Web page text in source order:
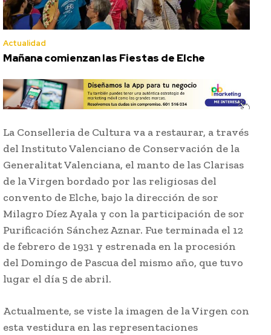
Actualidad
Mañana comienzan las Fiestas de Elche
La Conselleria de Cultura va a restaurar, a través
del Instituto Valenciano de Conservación de la
Generalitat Valenciana, el manto de las Clarisas
de la Virgen bordado por las religiosas del
convento de Elche, bajo la dirección de sor
Milagro Díez Ayala y con la participación de sor
Purificación Sánchez Aznar. Fue terminada el 12
de febrero de 1931 y estrenada en la procesión
del Domingo de Pascua del mismo año, que tuvo
lugar el día 5 de abril.
Actualmente, se viste la imagen de la Virgen con
esta vestidura en las representaciones